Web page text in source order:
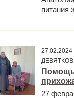
питания
Помощь
27